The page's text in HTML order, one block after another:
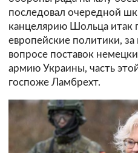
последовал очередной
канцелярию Шольца итак
европейские политики,
вопросе поставок
армию Украины, часть
госпоже Ламбрехт.